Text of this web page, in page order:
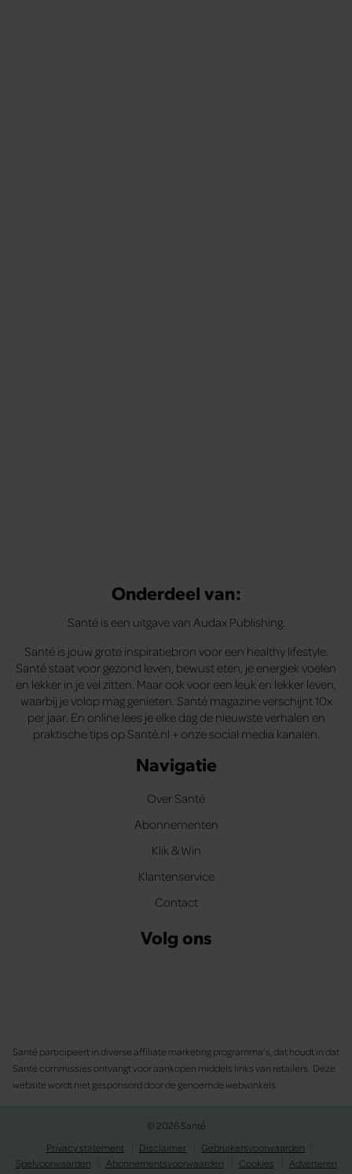
Onderdeel van:
Santé is een uitgave van Audax Publishing.
Santé is jouw grote inspiratiebron voor een healthy lifestyle.
Santé staat voor gezond leven, bewust eten, je energiek voelen
en lekker in je vel zitten. Maar ook voor een leuk en lekker leven,
waarbij je volop mag genieten. Santé magazine verschijnt 10x
per jaar. En online lees je elke dag de nieuwste verhalen en
praktische tips op Santé.nl + onze social media kanalen.
Navigatie
Over Santé
Abonnementen
Klik & Win
Klantenservice
Contact
Volg ons
Santé participeert in diverse affiliate marketing programma’s, dat houdt in dat
Santé commissies ontvangt voor aankopen middels links van retailers. Deze
website wordt niet gesponsord door de genoemde webwinkels.
© 2026 Santé
Privacy statement
Disclaimer
Gebruikersvoorwaarden
Spelvoorwaarden
Abonnementsvoorwaarden Cookies Adverteren